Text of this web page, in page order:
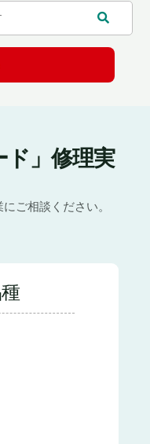
ド」修理実
ご相談ください。